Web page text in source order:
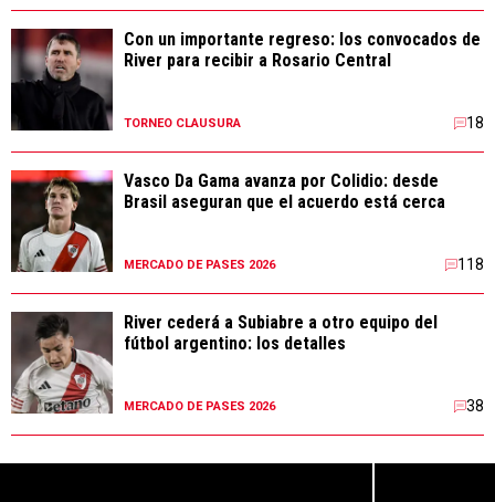
Con un importante regreso: los convocados de
River para recibir a Rosario Central
TORNEO CLAUSURA 18
Vasco Da Gama avanza por Colidio: desde
Brasil aseguran que el acuerdo está cerca
MERCADO DE PASES 2026 118
River cederá a Subiabre a otro equipo del
fútbol argentino: los detalles
MERCADO DE PASES 2026 38